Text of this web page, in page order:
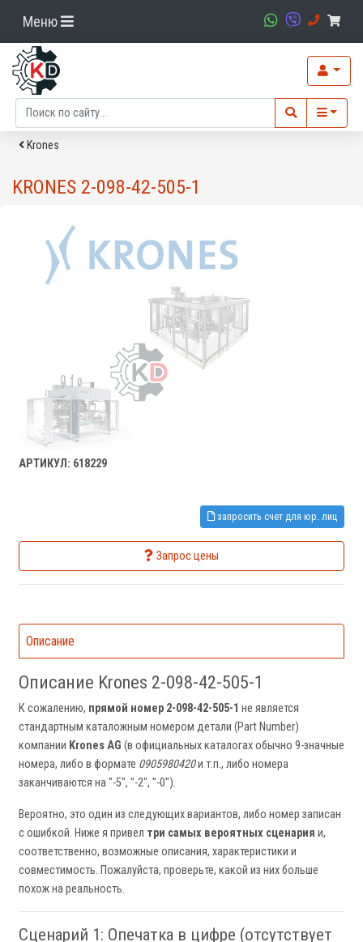
Меню
Krones
KRONES 2-098-42-505-1
АРТИКУЛ: 618229
запросить счет для юр. лиц
Запрос цены
Описание
Описание Krones 2-098-42-505-1
К сожалению, прямой номер 2-098-42-505-1 не является
стандартным каталожным номером детали (Part Number)
компании Krones AG (в официальных каталогах обычно 9-значные
номера, либо в формате 0905980420и т.п., либо номера
заканчиваются на "-5", "-2", "-0").
Вероятно, это один из следующих вариантов, либо номер записан
с ошибкой. Ниже я привел три самых вероятных сценария и,
соответственно, возможные описания, характеристики и
совместимость. Пожалуйста, проверьте, какой из них больше
похож на реальность.
Сценарий 1: Опечатка в цифре (отсутствует